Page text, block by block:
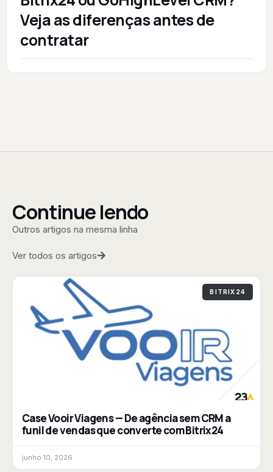
Veja as diferenças antes de
contratar
Continue lendo
Outros artigos na mesma linha
Ver todos os artigos
BITRIX24
Case Vooir Viagens — De agência sem CRM a
funil de vendas que converte com Bitrix24
junho 10, 2026